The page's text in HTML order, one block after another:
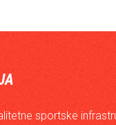
sportske